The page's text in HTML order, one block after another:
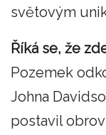
světovým
Říká se, že
Pozemek
Johna
postavil